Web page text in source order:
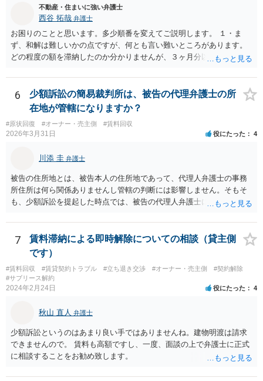
不動産・住まいに強い弁護士
西谷 拓哉 弁護士
お困りのことと思います。多少順番を変えてご説明します。 １・ま
ず、和解は難しいかの点ですが、何とも言い難いところがあります。
どの程度の額を滞納したのか分かりませんが、３ヶ月分以上滞納した
れたと評価され、来月払えるからと言って、大家があなたとの賃貸借
契約が解約できることに変わりなくなってしまうからです。 そのよう
な場合、相手が、「もう出て行って欲しい」と考えていれば、引き続
き居住する前提での和解は難しい可能性があります。 ２・弁護士が事
件の見通しをたてるにも、賃料滞納状況で見立てが変わりますし、そ
もそも賃料滞納状況によってはご希望に沿える活動を保障できず、 依
リスクを踏まえた上でのものとなる可能性があります。 定型的な事件
依頼となるかもわからず、着手金額もなんともいえないと思います。
複数事務所にあたり、着手金額を確認されるとよいと思います。 ３・
弁護士が依頼を受ければ代わりに裁判所とのやりとりを行うことが可
能です。双方に弁護士がついていればウェブ会議で裁判を実施する場
合もあるでしょう。 ただし、ご本人さんも同行してもらう必要が和解
協議の場合だとあると思います。
6
少額訴訟の簡易裁判所は、被告の代理弁護士の所
在地が管轄になりますか？
#原状回復 #オーナー・売主側 #賃料回収
2026年3月31日 役にたった 4
川添 圭 弁護士
被告の住所地とは、被告本人の住所地であって、代理人弁護士の事務
所住所は何ら関係ありませんし管轄の判断には影響しません。そもそ
も、少額訴訟を提起した時点では、被告の代理人弁護士には民事訴訟
7
賃料滞納による即時解除についての相談（貸主側
です）
#賃料回収 #賃貸契約トラブル #立ち退き交渉 #オーナー・売主側
#契約解除
#サブリース解約
2024年2月24日 役にたった 4
秋山 直人 弁護士
少額訴訟というのはあまり良い手ではありませんね。建物明渡は請求
できませんので。 賃料も高額ですし、一度、面談の上で弁護士に正式
に相談することをお勧め致します。